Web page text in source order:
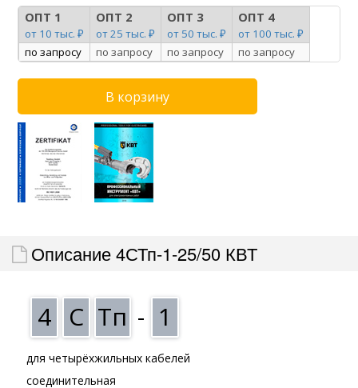
ОПТ 1
от 10 тыс. ₽
ОПТ 2
от 25 тыс. ₽
ОПТ 3
от 50 тыс. ₽
ОПТ 4
от 100 тыс. ₽
по запросу
по запросу по запросу по запросу
Описание 4СТп-1-25/50 КВТ
4 С Тп - 1
для четырёхжильных кабелей
соединительная